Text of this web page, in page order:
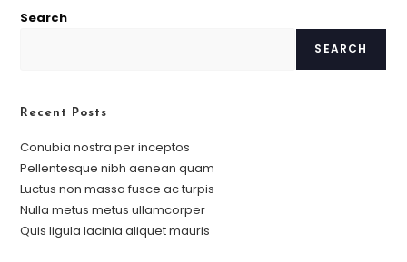
Search
SEARCH
Recent Posts
Conubia nostra per inceptos
Pellentesque nibh aenean quam
Luctus non massa fusce ac turpis
Nulla metus metus ullamcorper
Quis ligula lacinia aliquet mauris